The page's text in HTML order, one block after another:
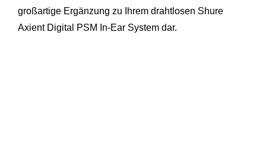
großartige Ergänzung zu Ihrem drahtlosen Shure
Axient Digital PSM In-Ear System dar.